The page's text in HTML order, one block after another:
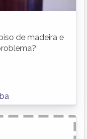
de madeira e